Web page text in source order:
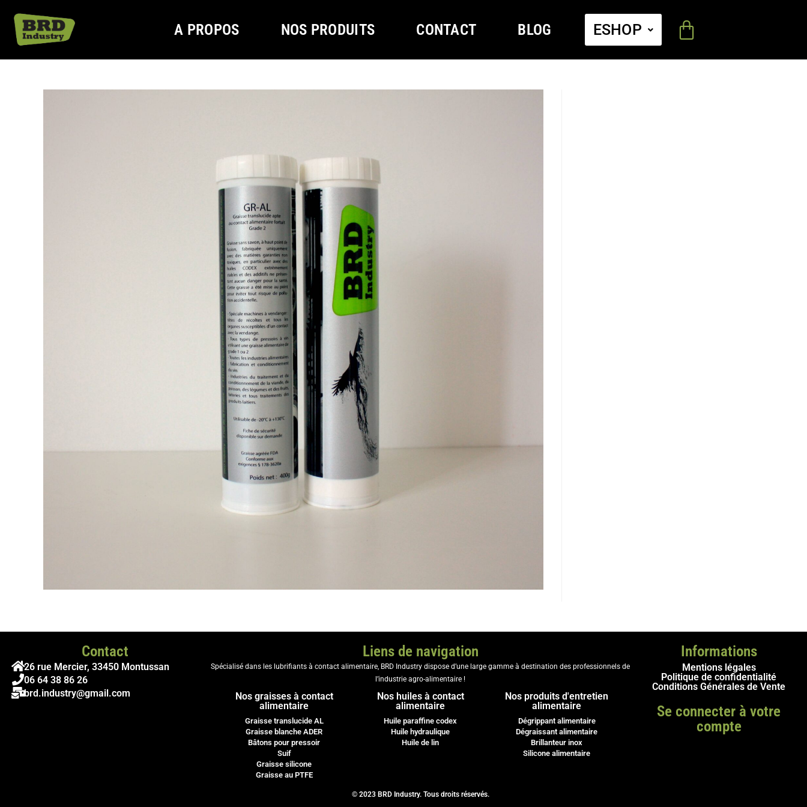
A PROPOS NOS PRODUITS CONTACT BLOG ESHOP
Contact
26 rue Mercier, 33450 Montussan
06 64 38 86 26
brd.industry@gmail.com
Liens de navigation
Spécialisé dans les lubrifiants à contact alimentaire, BRD Industry dispose d’une large gamme à destination des professionnels de
l’industrie agro-alimentaire !
Nos graisses à contact
alimentaire
Graisse translucide AL
Graisse blanche ADER
Bâtons pour pressoir
Suif
Graisse silicone
Graisse au PTFE
Nos huiles à contact
alimentaire
Huile paraffine codex
Huile hydraulique
Huile de lin
Nos produits d'entretien
alimentaire
Dégrippant alimentaire
Dégraissant alimentaire
Brillanteur inox
Silicone alimentaire
© 2023 BRD Industry. Tous droits réservés.
Informations
Mentions légales
Politique de confidentialité
Conditions Générales de Vente
Se connecter à votre
compte